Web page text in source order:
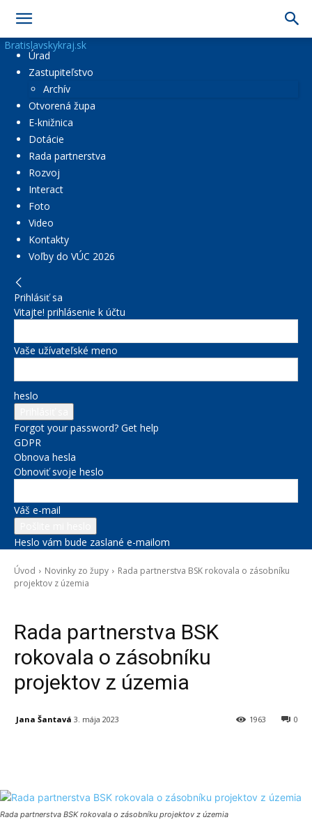
Bratislavskykraj.sk
Úrad
Zastupiteľstvo
Archív
Otvorená župa
E-knižnica
Dotácie
Rada partnerstva
Rozvoj
Interact
Foto
Video
Kontakty
Voľby do VÚC 2026
Prihlásiť sa
Vitajte! prihlásenie k účtu
Vaše užívateľské meno
heslo
Forgot your password? Get help
GDPR
Obnova hesla
Obnoviť svoje heslo
Váš e-mail
Heslo vám bude zaslané e-mailom
Úvod Novinky zo župy
Rada partnerstva BSK rokovala o zásobníku
projektov z územia
Rada partnerstva BSK
rokovala o zásobníku
projektov z územia
Jana Šantavá 3. mája 2023 0
1963
Rada partnerstva BSK rokovala o zásobníku projektov z územia